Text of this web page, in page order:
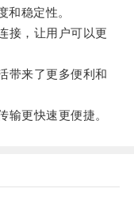
和稳定性。
，让用户可以更
来了更多便利和
更快速更便捷。